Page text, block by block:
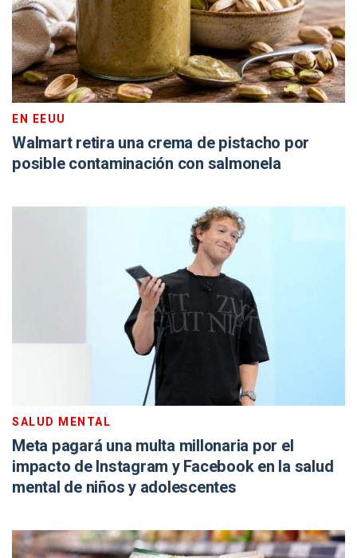
EN EEUU
Walmart retira una crema de pistacho por
posible contaminación con salmonela
SALUD MENTAL
Meta pagará una multa millonaria por el
impacto de Instagram y Facebook en la salud
mental de niños y adolescentes